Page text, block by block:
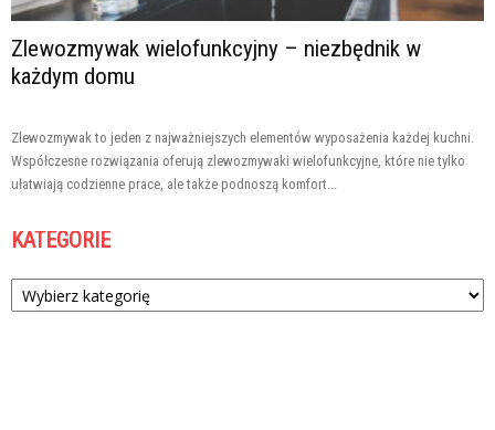
Zlewozmywak wielofunkcyjny – niezbędnik w
każdym domu
Zlewozmywak to jeden z najważniejszych elementów wyposażenia każdej kuchni.
Współczesne rozwiązania oferują zlewozmywaki wielofunkcyjne, które nie tylko
ułatwiają codzienne prace, ale także podnoszą komfort...
KATEGORIE
Kategorie